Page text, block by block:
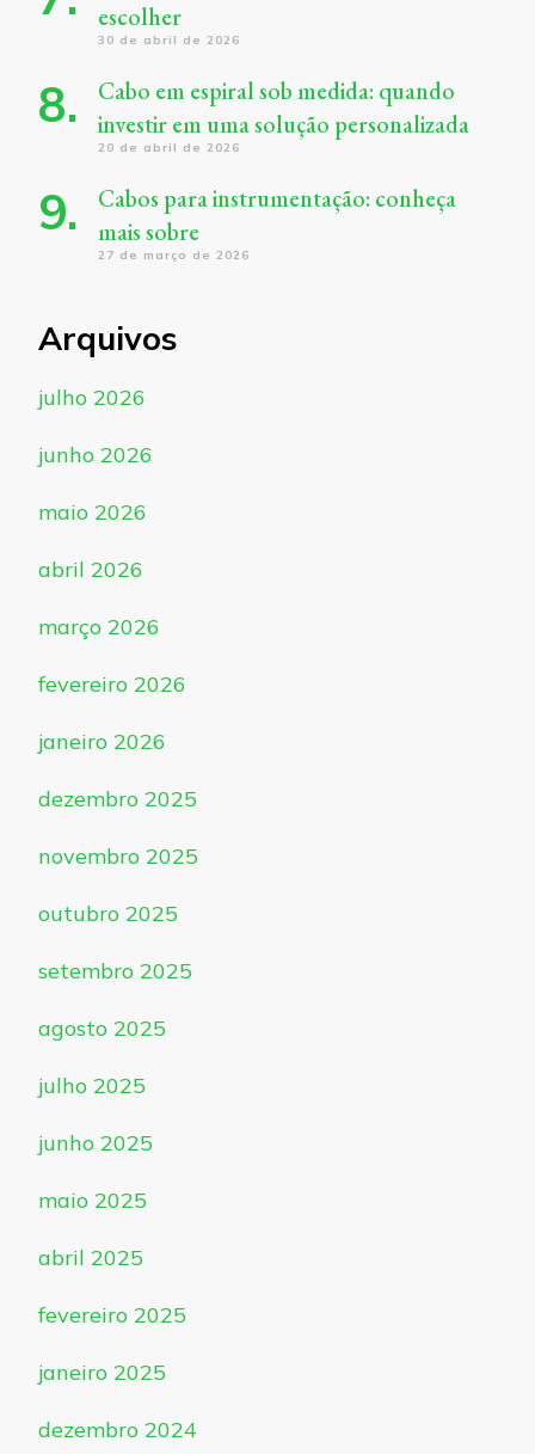
escolher
30 de abril de 2026
Cabo em espiral sob medida: quando
investir em uma solução personalizada
20 de abril de 2026
Cabos para instrumentação: conheça
mais sobre
27 de março de 2026
Arquivos
julho 2026
junho 2026
maio 2026
abril 2026
março 2026
fevereiro 2026
janeiro 2026
dezembro 2025
novembro 2025
outubro 2025
setembro 2025
agosto 2025
julho 2025
junho 2025
maio 2025
abril 2025
fevereiro 2025
janeiro 2025
dezembro 2024